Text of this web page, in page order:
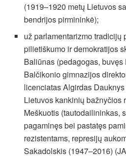
(1919–1920 metų Lietuvos
bendrijos pirmininkė);
už parlamentarizmo tradicijų
pilietiškumo ir demokratijos
Baliūnas (pedagogas,
Balčikonio gimnazijos
licenciatas Algirdas
Lietuvos kankinių bažnyčios
Meškuotis (tautodailininkas,
pagaminęs bei pastatęs
rezistentams, represijų
Sakadolskis (1947–2016)